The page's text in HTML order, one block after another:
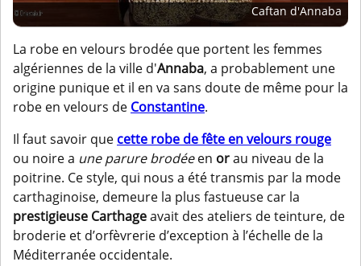
Caftan d'Annaba
La robe en velours brodée que portent les femmes
algériennes de la ville d'Annaba, a probablement une
origine punique et il en va sans doute de même pour la
robe en velours de Constantine.
Il faut savoir que cette robe de fête en velours rouge
ou noire a une parure brodéeen orau niveau de la
poitrine. Ce style, qui nous a été transmis par la mode
carthaginoise, demeure la plus fastueuse car la
prestigieuse Carthageavait des ateliers de teinture, de
broderie et d’orfèvrerie d’exception à l’échelle de la
Méditerranée occidentale.